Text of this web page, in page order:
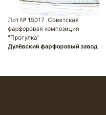
Лот № 15017 Советская
фарфоровая композиция
"Прогулка"
Дулёвский фарфоровый завод